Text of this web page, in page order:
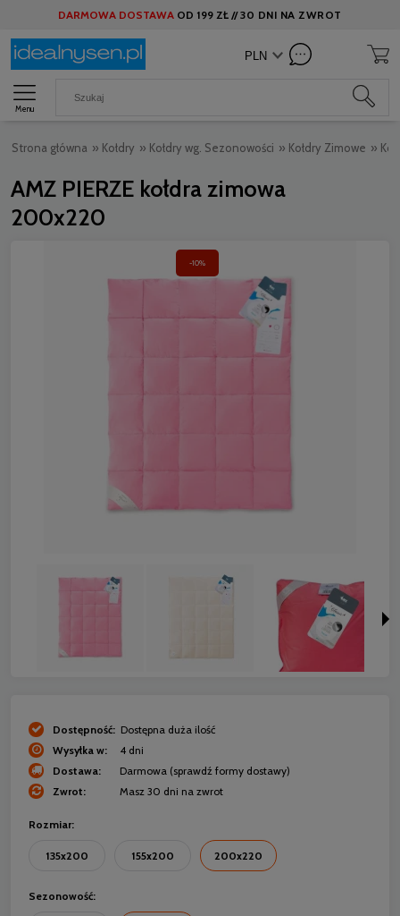
DARMOWA DOSTAWA OD 199 ZŁ //30 DNI NA ZWROT
Menu
Strona główna » Kołdry » Kołdry wg. Sezonowości » Kołdry Zimowe »
AMZ PIERZE kołdra zimowa
200x220
-10%
Dostępność: Dostępna duża ilość
Wysyłka w:
4 dni
Dostawa:
Darmowa (sprawdź formy dostawy)
Zwrot:
Masz 30 dni na zwrot
Rozmiar:
135x200 155x200 200x220
Sezonowość: